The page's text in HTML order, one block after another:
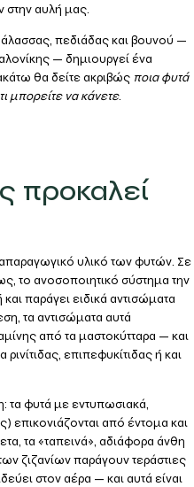
αυλή μας.
πεδιάδας και βουνού —
— δημιουργεί ένα
θα δείτε ακριβώς ποια φυτά
τι μπορείτε να κάνετε.
προκαλεί
υλικό των φυτών. Σε
το ανοσοποιητικό σύστημα την
παράγει ειδικά αντισώματα
τα αντισώματα αυτά
από τα μαστοκύτταρα — και
επιπεφυκίτιδας ή και
: τα φυτά με εντυπωσιακά,
επικονιάζονται από έντομα και
τα «ταπεινά», αδιάφορα άνθη
ζιζανίων παράγουντεράστιες
στον αέρα — και αυτά είναι